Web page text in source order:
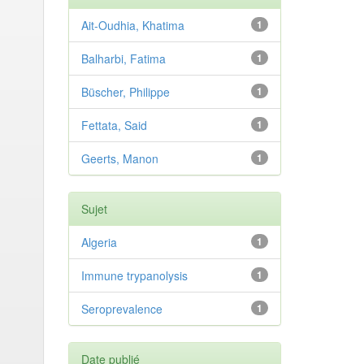
1
Ait-Oudhia, Khatima
1
Balharbi, Fatima
1
Büscher, Philippe
1
Fettata, Said
1
Geerts, Manon
Sujet
1
Algeria
1
Immune trypanolysis
1
Seroprevalence
Date publié